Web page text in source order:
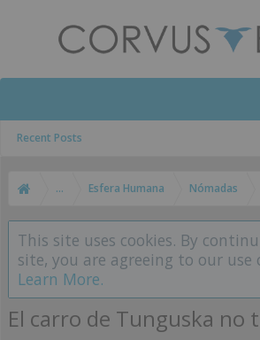
Recent Posts
... Esfera Humana Nómadas
This site uses cookies. By
site, you are agreeing to our use
Learn More.
El carro de Tunguska no